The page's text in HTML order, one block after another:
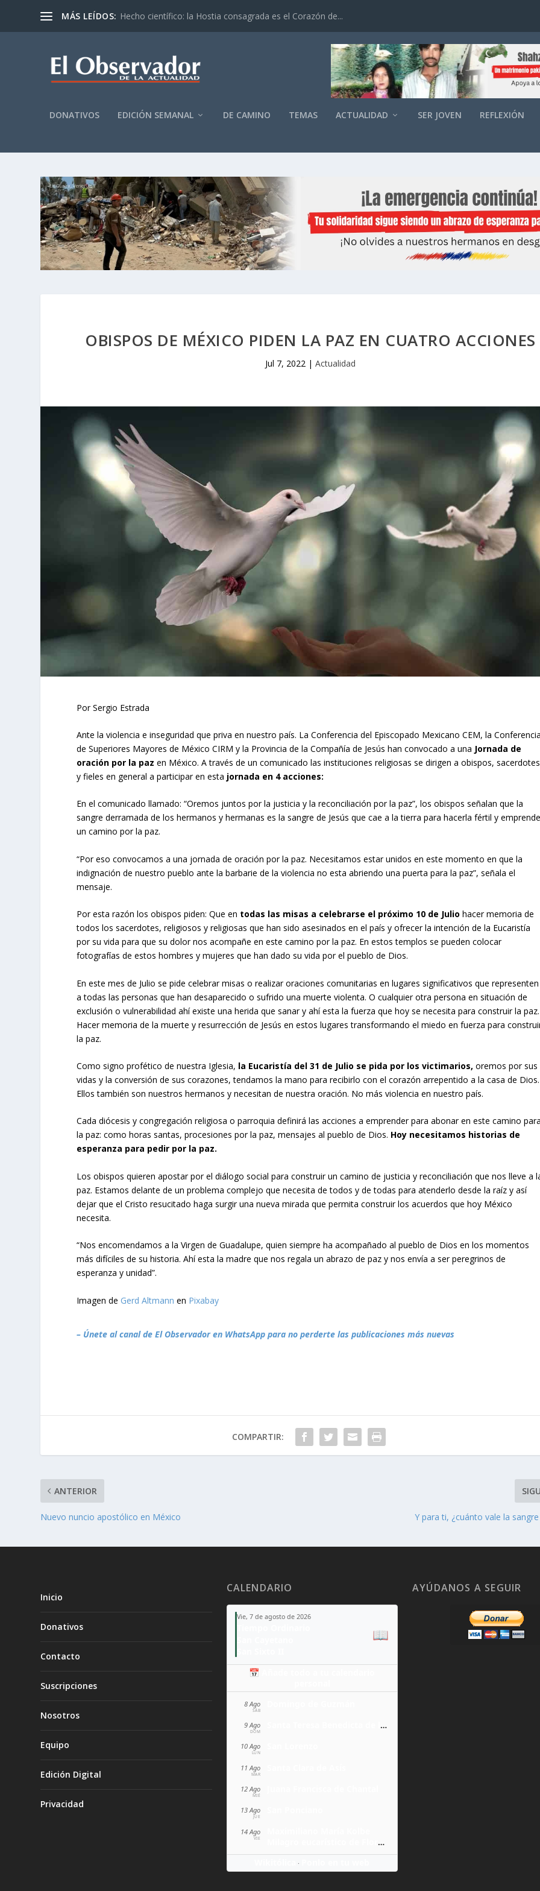
MÁS LEÍDOS: Hecho científico: la Hostia consagrada es el Corazón de...
DONATIVOS EDICIÓN SEMANAL DE CAMINO TEMAS ACTUALIDAD SER JOVEN REFLEXIÓN
OBISPOS DE MÉXICO PIDEN LA PAZ EN CUATRO ACCIONES
Jul 7, 2022| Actualidad
Por Sergio Estrada
Ante la violencia e inseguridad que priva en nuestro país. La Conferencia del Episcopado Mexicano CEM, la
de Superiores Mayores de México CIRM y la Provincia de la Compañía de Jesús han convocado a una Jornada de
oración por la paz en México. A través de un comunicado las instituciones religiosas se dirigen a obispos, sacerdotes
y fieles en general a participar en esta jornada en 4 acciones:
En el comunicado llamado: “Oremos juntos por la justicia y la reconciliación por la paz”, los obispos señalan que la
sangre derramada de los hermanos y hermanas es la sangre de Jesús que cae a la tierra para hacerla fértil y
un camino por la paz.
“Por eso convocamos a una jornada de oración por la paz. Necesitamos estar unidos en este momento en que la
indignación de nuestro pueblo ante la barbarie de la violencia no esta abriendo una puerta para la paz”, señala el
mensaje.
Por esta razón los obispos piden: Que en todas las misas a celebrarse el próximo 10 de Julio hacer memoria de
todos los sacerdotes, religiosos y religiosas que han sido asesinados en el país y ofrecer la intención de la Eucaristía
por su vida para que su dolor nos acompañe en este camino por la paz. En estos templos se pueden colocar
fotografías de estos hombres y mujeres que han dado su vida por el pueblo de Dios.
En este mes de Julio se pide celebrar misas o realizar oraciones comunitarias en lugares significativos que representen
a todas las personas que han desaparecido o sufrido una muerte violenta. O cualquier otra persona en situación de
exclusión o vulnerabilidad ahí existe una herida que sanar y ahí esta la fuerza que hoy se necesita para construir la paz.
Hacer memoria de la muerte y resurrección de Jesús en estos lugares transformando el miedo en fuerza para
la paz.
Como signo profético de nuestra Iglesia, la Eucaristía del 31 de Julio se pida por los victimarios, oremos por sus
vidas y la conversión de sus corazones, tendamos la mano para recibirlo con el corazón arrepentido a la casa de Dios.
Ellos también son nuestros hermanos y necesitan de nuestra oración. No más violencia en nuestro país.
Cada diócesis y congregación religiosa o parroquia definirá las acciones a emprender para abonar en este camino
la paz: como horas santas, procesiones por la paz, mensajes al pueblo de Dios. Hoy necesitamos historias de
esperanza para pedir por la paz.
Los obispos quieren apostar por el diálogo social para construir un camino de justicia y reconciliación que nos lleve a
paz. Estamos delante de un problema complejo que necesita de todos y de todas para atenderlo desde la raíz y así
dejar que el Cristo resucitado haga surgir una nueva mirada que permita construir los acuerdos que hoy México
necesita.
“Nos encomendamos a la Virgen de Guadalupe, quien siempre ha acompañado al pueblo de Dios en los momentos
más difíciles de su historia. Ahí esta la madre que nos regala un abrazo de paz y nos envía a ser peregrinos de
esperanza y unidad”.
Imagen de Gerd Altmann en Pixabay
– Únete al canal de El Observador en WhatsApp para no perderte las publicaciones más nuevas
COMPARTIR:
ANTERIOR
Nuevo nuncio apostólico en México Y para ti, ¿cuánto vale la
Inicio
Donativos
Contacto
Suscripciones
Nosotros
Equipo
Edición Digital
Privacidad
CALENDARIO
Vie, 7 de agosto de 2026
📖
📅 Añade todo a tu calendario
8 Ago
SÁB
9 Ago
DOM
Santa Teresa Benedicta de la Cruz
10 Ago
LUN
11 Ago
MAR
12 Ago
MIÉ
13 Ago
JUE
14 Ago
VIE Milagro eucarístico de Florencia
·
AYÚDANOS A SEGUIR